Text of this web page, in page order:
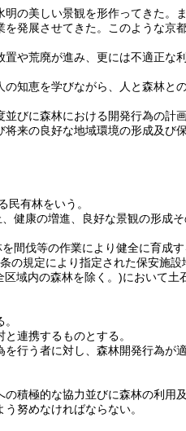
の美しい景観を形作ってきた。
発展させてきた。このような京
や荒廃が進み、更には不適正な
知恵を学びながら、人と森林と
びに森林における開発行為の計
来の良好な地域環境の形成及び
民有林をいう。
健康の増進、良好な景観の形成
伐等の作業により健全に育成す
の規定により指定された保安施設
域内の森林を除く。)において土
連携するものとする。
行う者に対し、森林開発行為が
積極的な協力並びに森林の利用
努めなければならない。